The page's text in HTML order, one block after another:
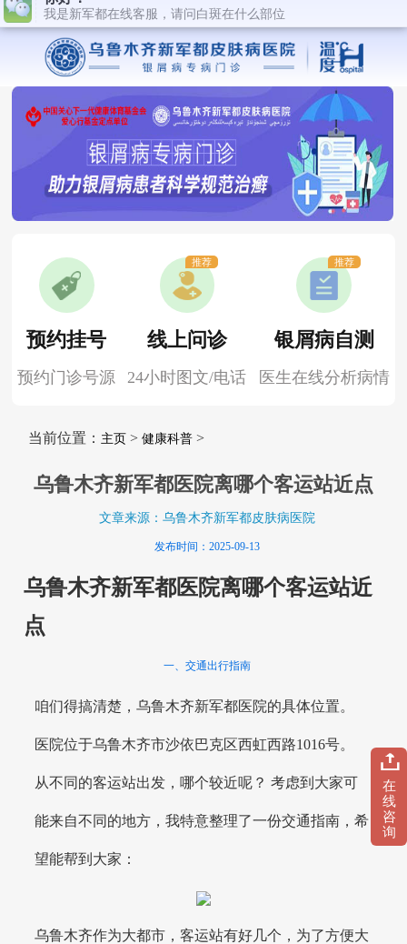
预约挂号
预约门诊号源
线上问诊
24小时图文/电话
推荐
银屑病自测
医生在线分析病情
推荐
当前位置： 主页> 健康科普>
乌鲁木齐新军都医院离哪个客运站近点
文章来源：乌鲁木齐新军都皮肤病医院
发布时间：2025-09-13
乌鲁木齐新军都医院离哪个客运站近
点
一、交通出行指南
咱们得搞清楚，乌鲁木齐新军都医院的具体位置。
医院位于乌鲁木齐市沙依巴克区西虹西路1016号。
从不同的客运站出发，哪个较近呢？ 考虑到大家可
能来自不同的地方，我特意整理了一份交通指南，希
望能帮到大家：
乌鲁木齐作为大都市，客运站有好几个，为了方便大
在
线
咨
询